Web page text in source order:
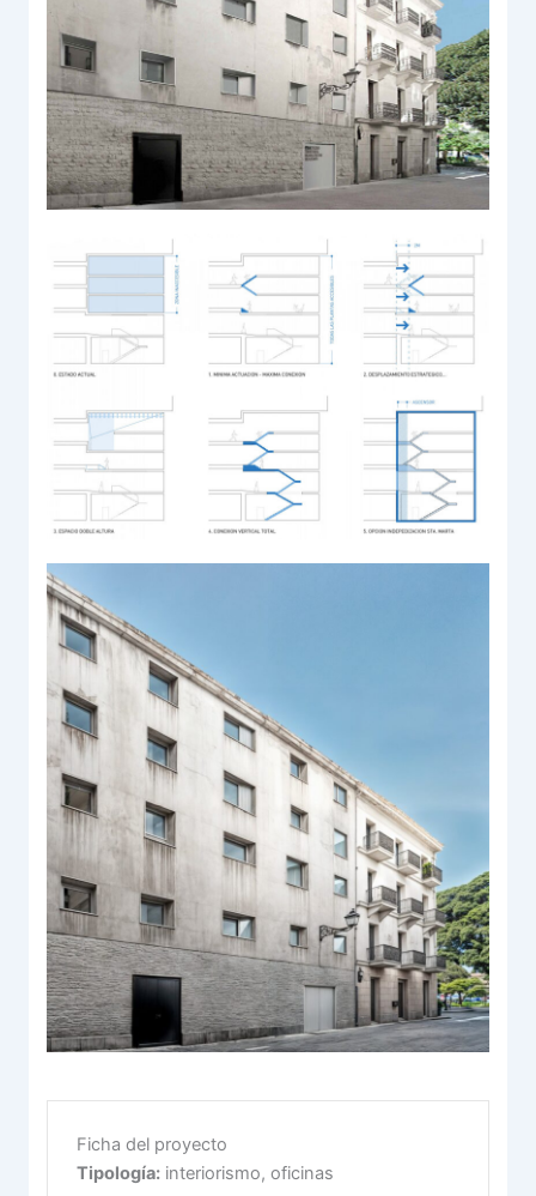
Ficha del proyecto
Tipología:interiorismo, oficinas